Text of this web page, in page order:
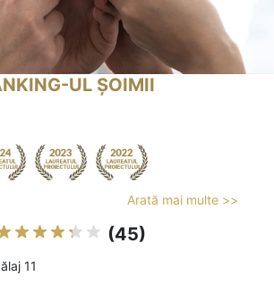
UL ȘOIMII
Arată mai multe >>
(45)
11